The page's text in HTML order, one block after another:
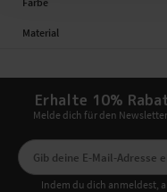
Material
Erhalte 10%
Melde dich für den
Indem du dich anmeldest,